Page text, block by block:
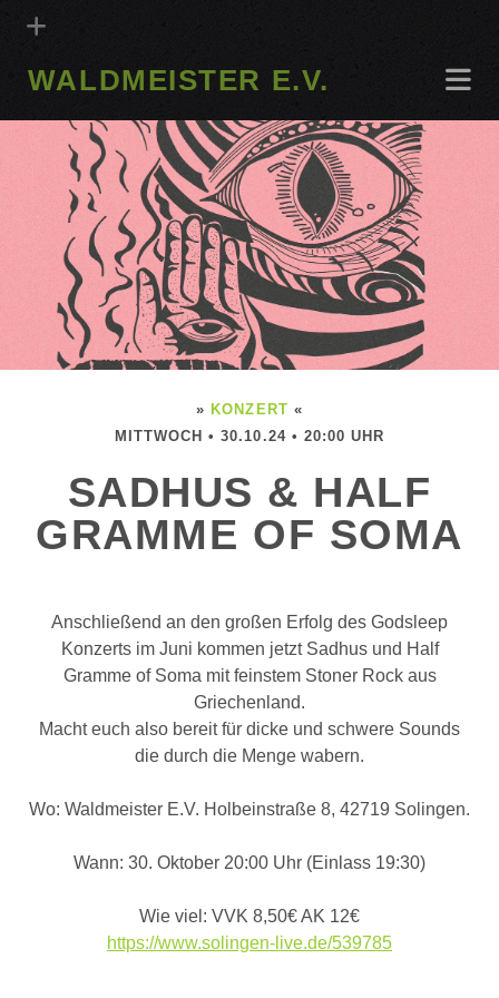
WALDMEISTER E.V.
» KONZERT «
MITTWOCH • 30.10.24 • 20:00 UHR
SADHUS & HALF
GRAMME OF SOMA
Anschließend an den großen Erfolg des Godsleep
Konzerts im Juni kommen jetzt Sadhus und Half
Gramme of Soma mit feinstem Stoner Rock aus
Griechenland.
Macht euch also bereit für dicke und schwere Sounds
die durch die Menge wabern.
Wo: Waldmeister E.V. Holbeinstraße 8, 42719 Solingen.
Wann: 30. Oktober 20:00 Uhr (Einlass 19:30)
Wie viel: VVK 8,50€ AK 12€
https://www.solingen-live.de/539785